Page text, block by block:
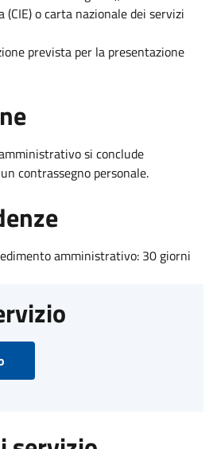
o carta nazionale dei servizi
prevista per la presentazione
si conclude
contrassegno personale.
amministrativo: 30 giorni